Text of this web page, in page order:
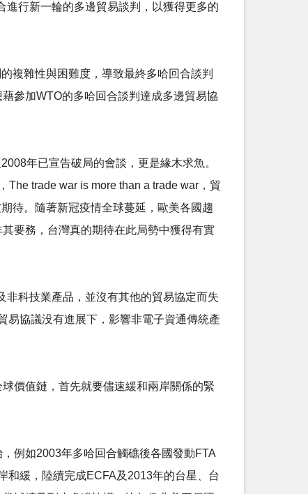
行新一輪的多邊貿易談判，以獲得更多的
複雜性與困難度，導致最終多哈回合談判
參加WTO的多哈回合談判達成多邊貿易協
年已宣告破局的會談，更是緣木求魚。
trade war is more than a trade war，貿
待。隨著新冠疫情全球蔓延，歐美各國趨
要務，台灣真的期待在此局勢中獲得有實
非科技業產品，並沒有其他的貿易協定而失
易協議没有進展下，影響非電子資通傳統產
價值鏈，首先就要儘速緩和兩岸關係的緊
例如2003年多哈回合觸礁後各國發動FTA
和緩，陸續完成ECFA及2013年的台星、台